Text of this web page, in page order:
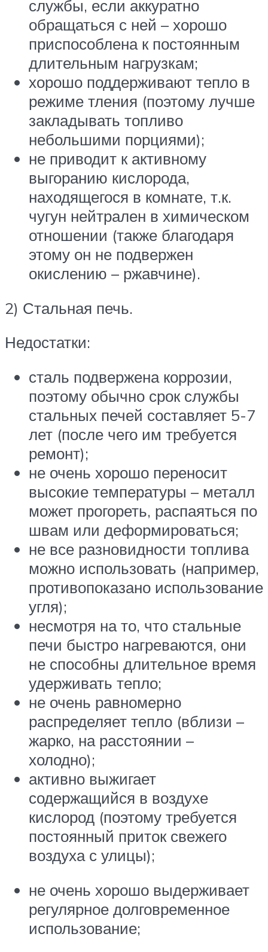
службы, если аккуратно
обращаться с ней – хорошо
приспособлена к постоянным
длительным нагрузкам;
хорошо поддерживают тепло в
режиме тления (поэтому лучше
закладывать топливо
небольшими порциями);
не приводит к активному
выгоранию кислорода,
находящегося в комнате, т.к.
чугун нейтрален в химическом
отношении (также благодаря
этому он не подвержен
окислению – ржавчине).
2) Стальная печь.
Недостатки:
сталь подвержена коррозии,
поэтому обычно срок службы
стальных печей составляет 5-7
лет (после чего им требуется
ремонт);
не очень хорошо переносит
высокие температуры – металл
может прогореть, распаяться по
швам или деформироваться;
не все разновидности топлива
можно использовать (например,
противопоказано использование
угля);
несмотря на то, что стальные
печи быстро нагреваются, они
не способны длительное время
удерживать тепло;
не очень равномерно
распределяет тепло (вблизи –
жарко, на расстоянии –
холодно);
активно выжигает
содержащийся в воздухе
кислород (поэтому требуется
постоянный приток свежего
воздуха с улицы);
не очень хорошо выдерживает
регулярное долговременное
использование;